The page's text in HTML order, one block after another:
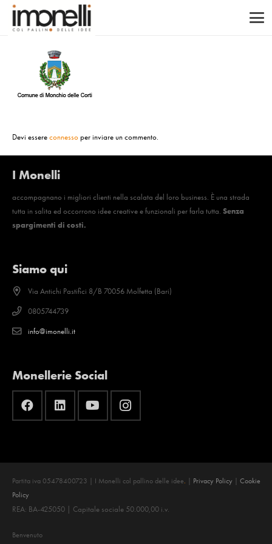
Devi essere connessoper inviare un commento.
I Monelli
accompagnano i migliori clienti nella scalata del loro business. È una strada
tutta in salita ed occorrono idee creative e funzionali per farla tutta. Senza
spargimenti di costi.
Siamo qui
Via Antichi Pastifici 8/B 70056 Molfetta (Bari)
0805744739
info@imonelli.it
Monellerie Social
Partita iva 05478400723 | I Monelli col pallino delle idee. Privacy Policy
Cookie
Policy
REA: BA-425050 | Capitale sociale 50.000,00 i.v.
Benvenuto